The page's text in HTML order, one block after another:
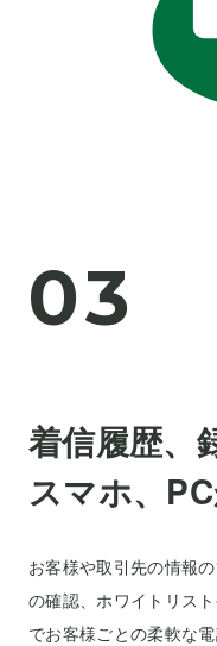
03
着信履歴、
スマホ、
お客様や取引先の情報
の確認、ホワイトリス
でお客様ごとの柔軟な電